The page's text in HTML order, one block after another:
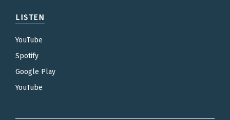
LISTEN
YouTube
Spotify
Google Play
YouTube